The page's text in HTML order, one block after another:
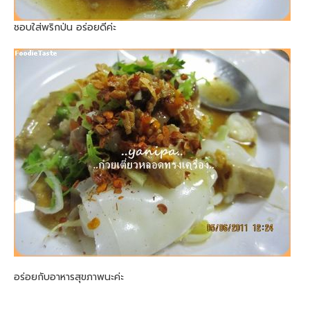
ชอบใส่พริกป่น อร่อยดีค่ะ
อร่อยกับอาหารสุขภาพนะค่ะ